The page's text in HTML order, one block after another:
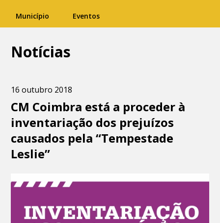
Município Eventos
Notícias
16 outubro 2018
CM Coimbra está a proceder à
inventariação dos prejuízos
causados pela “Tempestade
Leslie”